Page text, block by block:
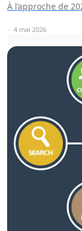
À l’approche de
4 mai 2026